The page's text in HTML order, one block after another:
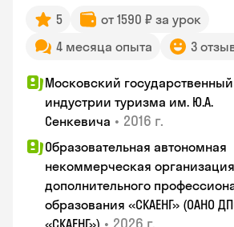
5
от 1590 ₽ за урок
4 месяца опыта
3
Московский государственный
индустрии туризма им. Ю.А.
Сенкевича • 2016 г.
Образовательная автономная
некоммерческая организация
дополнительного
образования «СКАЕНГ» (ОАНО
«СКАЕНГ»)